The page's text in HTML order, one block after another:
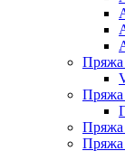
Пряжа
Пряжа
Пряжа